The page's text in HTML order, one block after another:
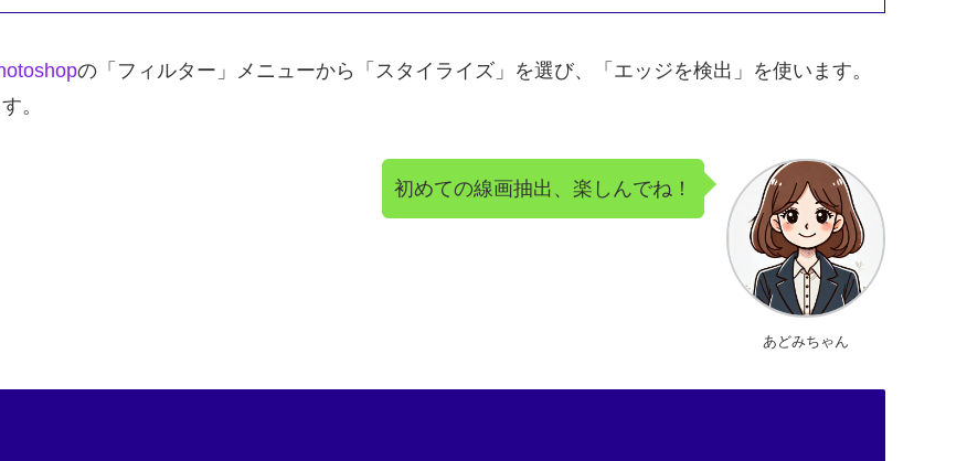
の「フィルター」メニューから「スタイライズ」を選び、「エッジを検出」を使います。
。
あどみちゃん
初めての線画抽出、楽しんでね！